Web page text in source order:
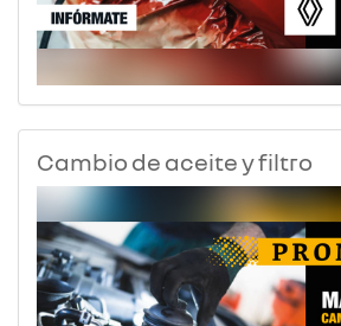
Cambio de aceite y filtro